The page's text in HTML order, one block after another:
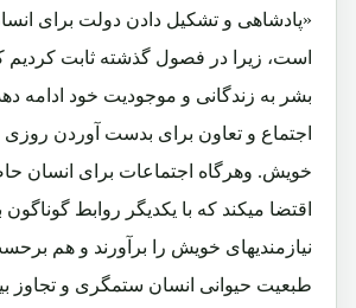
«پادشاهی و تشکیل دادن دولت برای
است، زیرا در فصول گذشته ثابت
بشر به زندگانی و موجودیت خود ادامه
اجتماع و تعاون برای بدست آوردن
خویش. وهرگاه اجتماعات برای انسان
اقتضا میکند که با یکدیگر روابط
نیازمندیهای خویش را برآورند و هم
طبعیت حیوانی انسان ستمگری و تجاوز